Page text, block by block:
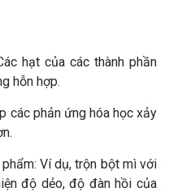
hạt của các thành phần
hỗn hợp.
các phản ứng hóa học xảy
Ví dụ, trộn bột mì với
độ dẻo, độ đàn hồi của